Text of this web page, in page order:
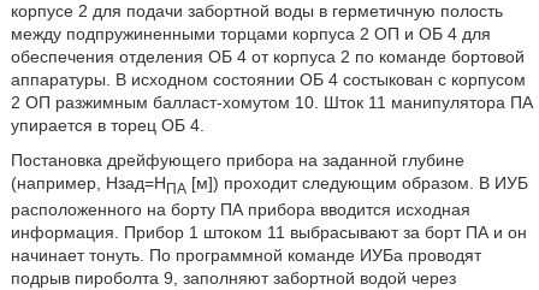
корпусе 2 для подачи забортной воды в герметичную полость
между подпружиненными торцами корпуса 2 ОП и ОБ 4 для
обеспечения отделения ОБ 4 от корпуса 2 по команде бортовой
аппаратуры. В исходном состоянии ОБ 4 состыкован с корпусом
2 ОП разжимным балласт-хомутом 10. Шток 11 манипулятора ПА
упирается в торец ОБ 4.
Постановка дрейфующего прибора на заданной глубине
(например, Нзад=Н ПА [м]) проходит следующим образом. В ИУБ
расположенного на борту ПА прибора вводится исходная
информация. Прибор 1 штоком 11 выбрасывают за борт ПА и он
начинает тонуть. По программной команде ИУБа проводят
подрыв пироболта 9, заполняют забортной водой через